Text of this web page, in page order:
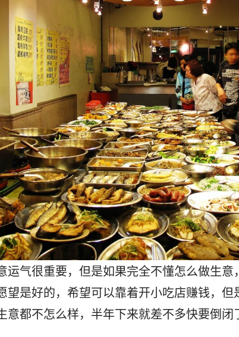
运气很重要，但是如果完全不懂怎么做生
望是好的，希望可以靠着开小吃店赚钱，
都不怎么样，半年下来就差不多快要倒闭